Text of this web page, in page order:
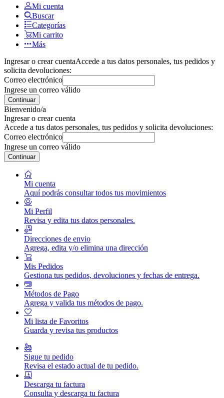
Mi cuenta
Buscar
Categorías
Mi carrito
Más
Ingresar o crear cuentaAccede a tus datos personales, tus pedidos y
solicita devoluciones:
Correo electrónico
Ingrese un correo válido
Continuar
Bienvenido/a
Ingresar o crear cuenta
Accede a tus datos personales, tus pedidos y solicita devoluciones:
Correo electrónico
Ingrese un correo válido
Continuar
Mi cuenta
Aquí podrás consultar todos tus movimientos
Mi Perfil
Revisa y edita tus datos personales.
Direcciones de envio
Agrega, edita y/o elimina una dirección
Mis Pedidos
Gestiona tus pedidos, devoluciones y fechas de entrega.
Métodos de Pago
Agrega y valida tus métodos de pago.
Mi lista de Favoritos
Guarda y revisa tus productos
Sigue tu pedido
Revisa el estado actual de tu pedido.
Descarga tu factura
Consulta y descarga tu factura